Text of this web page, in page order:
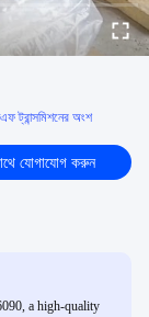
ট্রান্সমিশনের অংশ
যোগাযোগ করুন
a high-quality